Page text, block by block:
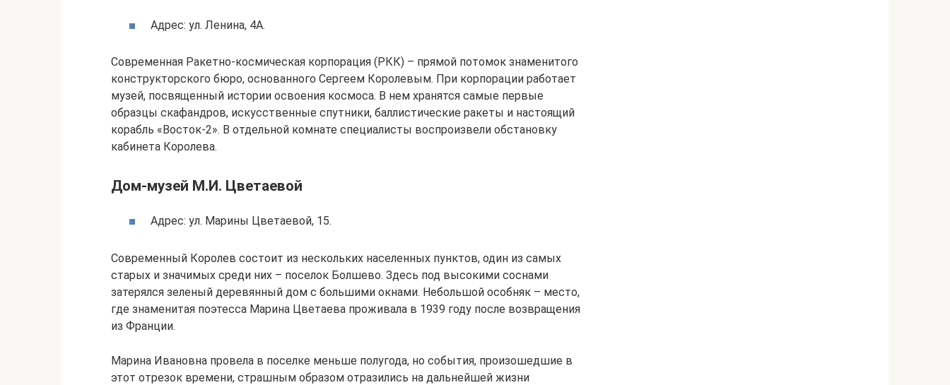
Адрес: ул. Ленина, 4А.
Современная Ракетно-космическая корпорация (РКК) – прямой потомок знаменитого
конструкторского бюро, основанного Сергеем Королевым. При корпорации работает
музей, посвященный истории освоения космоса. В нем хранятся самые первые
образцы скафандров, искусственные спутники, баллистические ракеты и настоящий
корабль «Восток-2». В отдельной комнате специалисты воспроизвели обстановку
кабинета Королева.
Дом-музей М.И. Цветаевой
Адрес: ул. Марины Цветаевой, 15.
Современный Королев состоит из нескольких населенных пунктов, один из самых
старых и значимых среди них – поселок Болшево. Здесь под высокими соснами
затерялся зеленый деревянный дом с большими окнами. Небольшой особняк – место,
где знаменитая поэтесса Марина Цветаева проживала в 1939 году после возвращения
из Франции.
Марина Ивановна провела в поселке меньше полугода, но события, произошедшие в
этот отрезок времени, страшным образом отразились на дальнейшей жизни